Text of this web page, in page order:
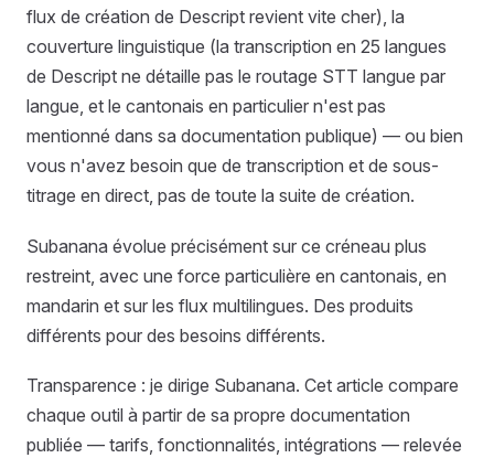
flux de création de Descript revient vite cher), la
couverture linguistique (la transcription en 25 langues
de Descript ne détaille pas le routage STT langue par
langue, et le cantonais en particulier n'est pas
mentionné dans sa documentation publique) — ou bien
vous n'avez besoin que de transcription et de sous-
titrage en direct, pas de toute la suite de création.
Subanana évolue précisément sur ce créneau plus
restreint, avec une force particulière en cantonais, en
mandarin et sur les flux multilingues. Des produits
différents pour des besoins différents.
Transparence : je dirige Subanana. Cet article compare
chaque outil à partir de sa propre documentation
publiée — tarifs, fonctionnalités, intégrations — relevée